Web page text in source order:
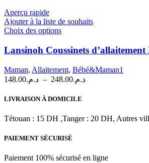
Aperçu rapide
Ajouter à la liste de souhaits
Choix des optionsCe
a
plusieurs
variations.
Les
options
être
sur
page
produit
Lansinoh Coussinets d’allaitement
Maman, Allaitement, Bébé&Maman1
د.م.148.00 – د.م.248.00
Plage
د.م.248.00
LIVRAISON À DOMICILE
Tétouan : 15 DH ,Tanger : 20 DH, Autres
PAIEMENT SÉCURISÉ
Paiement 100% sécurisé en ligne